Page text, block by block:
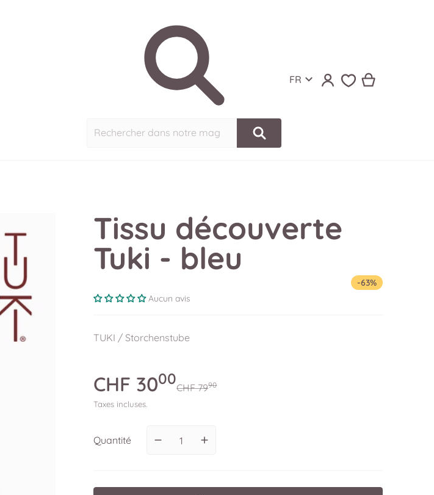
Rechercher dans notre magasin
FR
Tissu découverte
Tuki - bleu
Aucun avis
-63%
TUKI / Storchenstube
CHF79.90
CHF 30.
00
Taxes incluses.
Quantité
Diminuer la quantité pour Tissu découverte Tuki - bleu
Augmenter la quantité pour Tissu découverte Tuki